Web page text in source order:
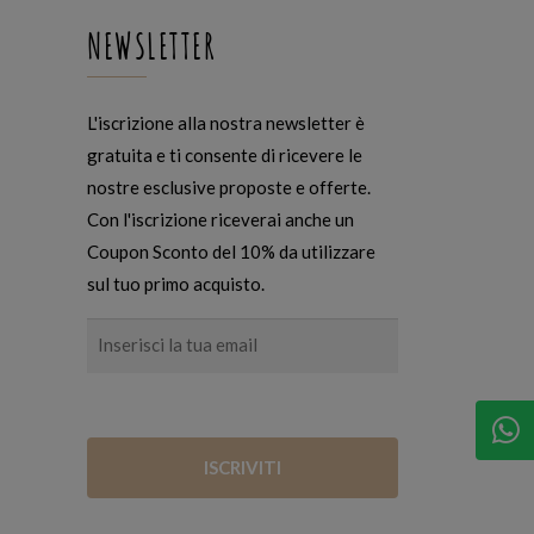
NEWSLETTER
L'iscrizione alla nostra newsletter è
gratuita e ti consente di ricevere le
nostre esclusive proposte e offerte.
Con l'iscrizione riceverai anche un
Coupon Sconto del 10% da utilizzare
sul tuo primo acquisto.